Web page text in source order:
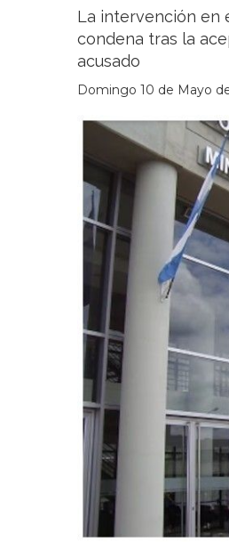
La intervención en
condena tras la
acusado
Domingo 10 de Mayo